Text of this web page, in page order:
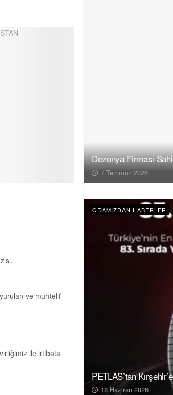
ve muhtelif
ile irtibata
Dezonya Firması
7 Temmuz 2026
ODAMIZDAN HABERLER
PETLAS’tan
18 Haziran 2026